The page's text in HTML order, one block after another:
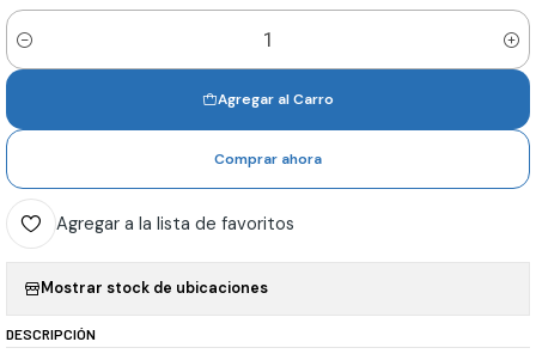
Cantidad
Agregar al Carro
Comprar ahora
Agregar a la lista de favoritos
Mostrar stock de ubicaciones
DESCRIPCIÓN